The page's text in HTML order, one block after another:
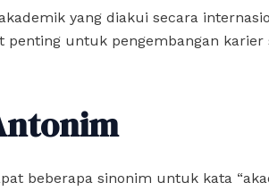
yang diakui secara
penting untuk pengembangan karier
beberapa sinonim untuk kata